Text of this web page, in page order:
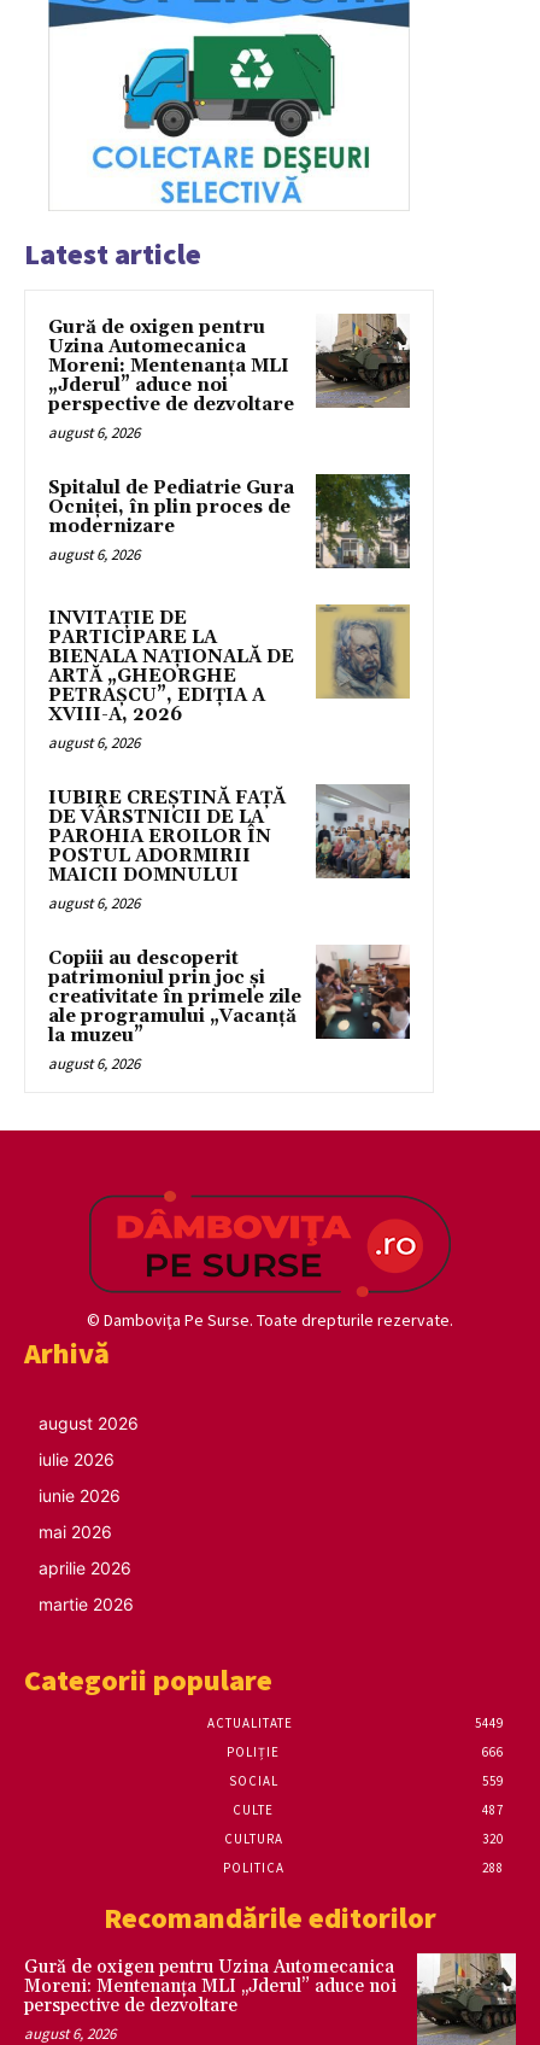
Latest article
Gură de oxigen pentru
Uzina Automecanica
Moreni: Mentenanța MLI
„Jderul” aduce noi
perspective de dezvoltare
august 6, 2026
Spitalul de Pediatrie Gura
Ocniței, în plin proces de
modernizare
august 6, 2026
INVITAȚIE DE
PARTICIPARE LA
BIENALA NAȚIONALĂ DE
ARTĂ „GHEORGHE
PETRAȘCU”, EDIŢIA A
XVIII-A, 2026
august 6, 2026
IUBIRE CREȘTINĂ FAȚĂ
DE VÂRSTNICII DE LA
PAROHIA EROILOR ÎN
POSTUL ADORMIRII
MAICII DOMNULUI
august 6, 2026
Copiii au descoperit
patrimoniul prin joc și
creativitate în primele zile
ale programului „Vacanță
la muzeu”
august 6, 2026
© Damboviţa Pe Surse. Toate drepturile rezervate.
Arhivă
august 2026
iulie 2026
iunie 2026
mai 2026
aprilie 2026
martie 2026
Categorii populare
ACTUALITATE
5449
POLIȚIE
666
SOCIAL
559
CULTE
487
CULTURA
320
POLITICA
288
Recomandările editorilor
Gură de oxigen pentru Uzina Automecanica
Moreni: Mentenanța MLI „Jderul” aduce noi
perspective de dezvoltare
august 6, 2026